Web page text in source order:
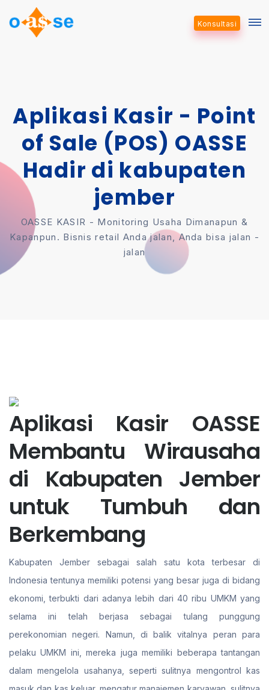
Konsultasi
Aplikasi Kasir - Point
of Sale (POS) OASSE
Hadir di kabupaten
jember
OASSE KASIR - Monitoring Usaha Dimanapun &
Kapanpun. Bisnis retail Anda jalan, Anda bisa jalan -
jalan
Aplikasi Kasir OASSE
Membantu Wirausaha
di Kabupaten Jember
untuk Tumbuh dan
Berkembang
Kabupaten Jember sebagai salah satu kota terbesar di
Indonesia tentunya memiliki potensi yang besar juga di bidang
ekonomi, terbukti dari adanya lebih dari 40 ribu UMKM yang
selama ini telah berjasa sebagai tulang punggung
perekonomian negeri. Namun, di balik vitalnya peran para
pelaku UMKM ini, mereka juga memiliki beberapa tantangan
dalam mengelola usahanya, seperti sulitnya mengontrol kas